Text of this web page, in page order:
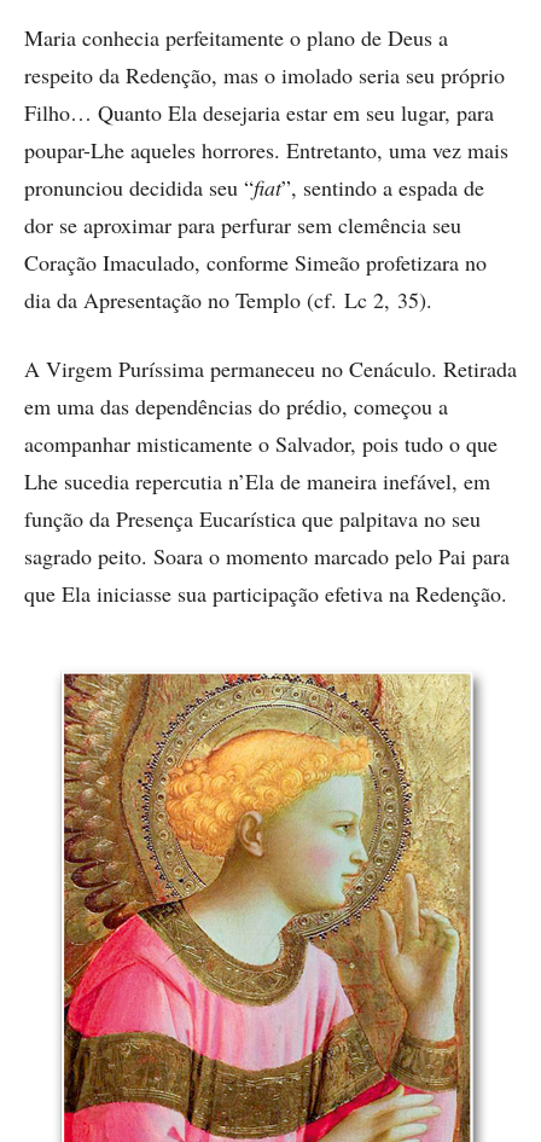
Maria conhecia perfeitamente o plano de Deus a
respeito da Redenção, mas o imolado seria seu próprio
Filho… Quanto Ela desejaria estar em seu lugar, para
poupar-Lhe aqueles horrores. Entretanto, uma vez mais
pronunciou decidida seu “fiat”, sentindo a espada de
dor se aproximar para perfurar sem clemência seu
Coração Imaculado, conforme ­Simeão profetizara no
dia da Apresentação no Templo (cf. Lc 2, 35).
A Virgem Puríssima permaneceu no Cenáculo. Retirada
em uma das dependências do prédio, começou a
acompanhar misticamente o Salvador, pois tudo o que
Lhe sucedia repercutia n’Ela de maneira inefável, em
função da Presença Eucarística que palpitava no seu
sagrado peito. Soara o momento marcado pelo Pai para
que Ela iniciasse sua participação efetiva na Redenção.